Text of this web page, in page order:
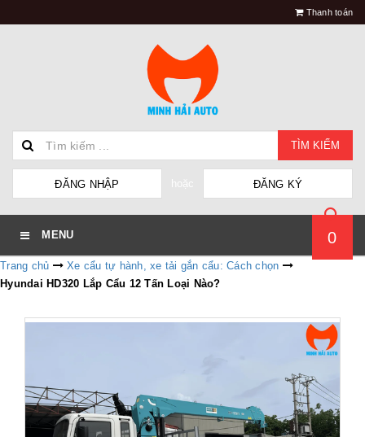
Thanh toán
TÌM KIẾM
ĐĂNG NHẬP hoặc ĐĂNG KÝ
MENU 0
Trang chủ
Xe cẩu tự hành, xe tải gắn cẩu: Cách chọn
Hyundai HD320 Lắp Cẩu 12 Tấn Loại Nào?